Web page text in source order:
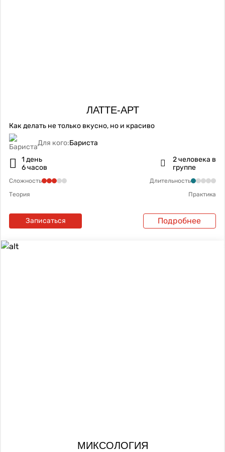
ЛАТТЕ-АРТ
Как делать не только вкусно, но и красиво
Для кого:Бариста
1 день
6 часов
2 человека в
группе
Сложность
Длительность
Теория
Практика
Записаться Подробнее
МИКСОЛОГИЯ